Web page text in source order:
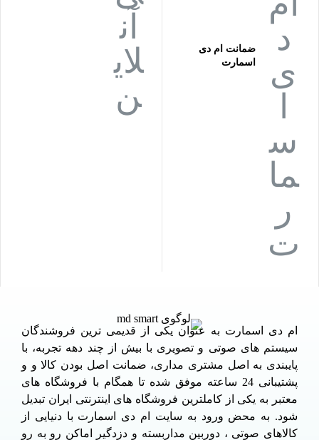
ضمانت ام دی
اسمارت
ام دی اسمارت به عنوان یکی از قدیمی ترین فروشندگان
سیستم های صوتی و تصویری با بیش از چند دهه تجربه، با
پایبندی به اصل مشتری مداری، ضمانت اصل بودن کالا و و
پشتیبانی 24 ساعته موفق شده تا همگام با فروشگاه های
معتبر به یکی از کاملترین فروشگاه های اینترنتی ایران تبدیل
شود. به محض ورود به سایت ام دی اسمارت با دنیایی از
کالاهای صوتی ، دوربین مداربسته و دزدگیر اماکن رو به رو